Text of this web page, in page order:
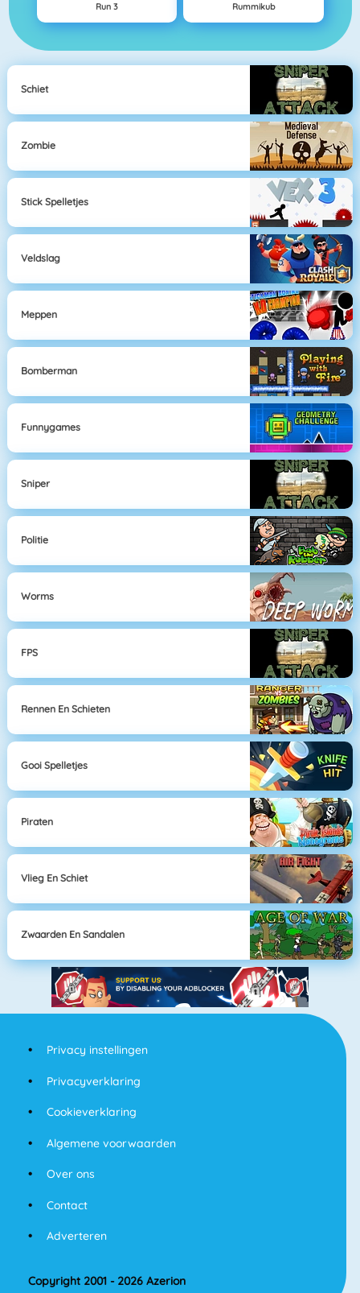
Run 3 Rummikub
Schiet
Zombie
Stick Spelletjes
Veldslag
Meppen
Bomberman
Funnygames
Sniper
Politie
Worms
FPS
Rennen En Schieten
Gooi Spelletjes
Piraten
Vlieg En Schiet
Zwaarden En Sandalen
Privacy instellingen
Privacyverklaring
Cookieverklaring
Algemene voorwaarden
Over ons
Contact
Adverteren
Copyright 2001 - 2026 Azerion